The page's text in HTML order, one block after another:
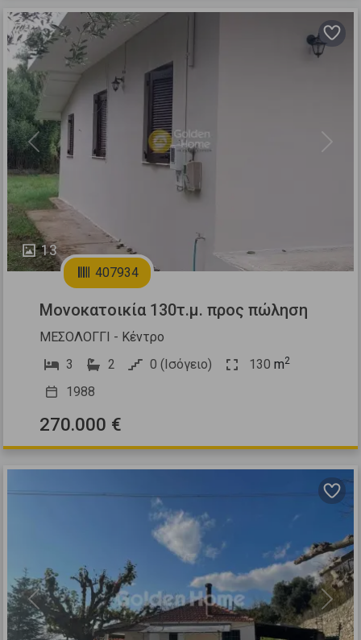
13
Previous Next
407934
Μονοκατοικία 130τ.μ. προς πώληση
ΜΕΣΟΛΟΓΓΙ - Κέντρο
3
2 0 (Ισόγειο) 130 m2
1988
270.000 €
Previous Next